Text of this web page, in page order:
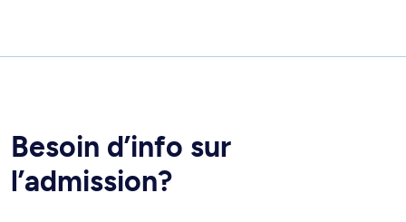
Besoin d’info sur
l’admission?